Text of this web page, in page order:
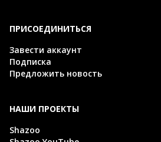
ПРИСОЕДИНИТЬСЯ
Завести аккаунт
Подписка
Предложить новость
НАШИ ПРОЕКТЫ
Shazoo